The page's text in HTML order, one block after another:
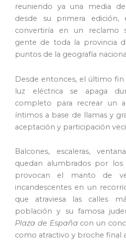
reuniendo ya una media de
desde su primera edición,
convertiría en un reclamo
gente de toda la provincia
puntos de la geografía
Desde entonces, el último
luz eléctrica se apaga
completo para recrear un
íntimos a base de llamas y
aceptación y participación
Balcones, escaleras,
quedan alumbrados por los
provocan el manto de
incandescentes en un
que atraviesa las calles
población y su famosa
Plaza de España con un
como atractivo y broche final